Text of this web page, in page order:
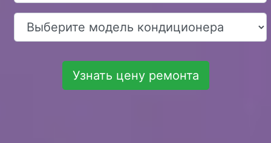
Узнать цену ремонта